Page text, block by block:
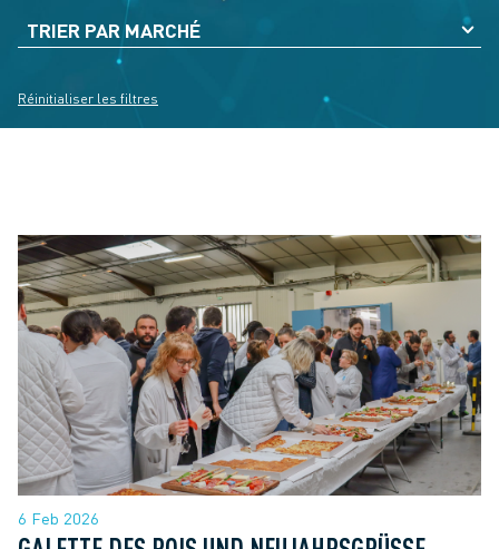
TRIER PAR MARCHÉ
Réinitialiser les filtres
6 Feb 2026